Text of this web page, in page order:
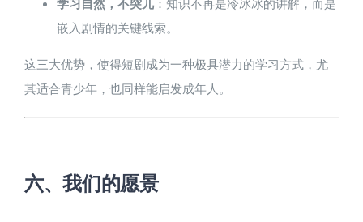
嵌入剧情的关键线索。
这三大优势，使得短剧成为一种极具潜力的学习方式，尤
其适合青少年，也同样能启发成年人。
六、我们的愿景​